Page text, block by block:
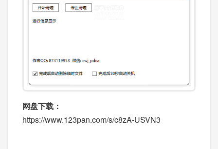
网盘下载：
https://www.123pan.com/s/c8zA-USVN3